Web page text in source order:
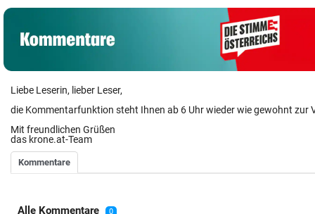
Liebe Leserin, lieber Leser,
die Kommentarfunktion steht Ihnen ab 6 Uhr wieder wie gewohnt zur
Mit freundlichen Grüßen
das krone.at-Team